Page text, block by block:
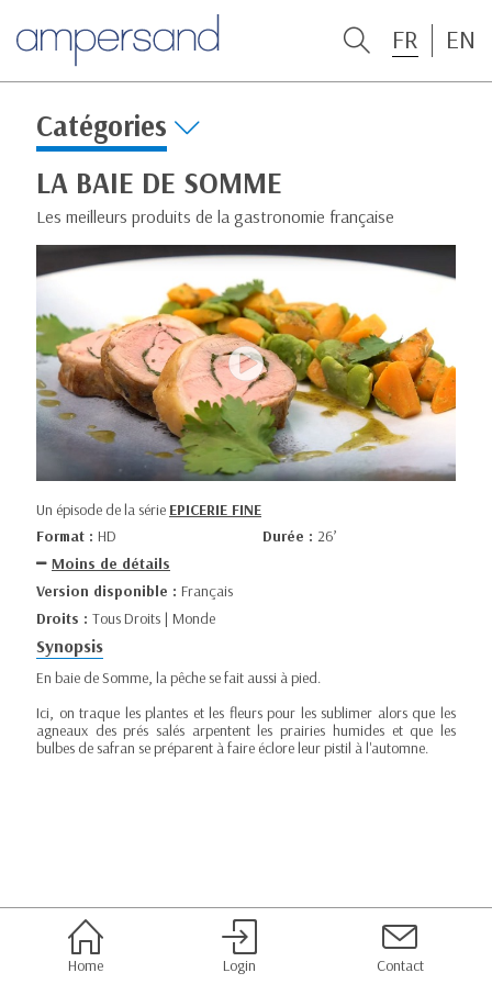
FR EN
Catégories
LA BAIE DE SOMME
Les meilleurs produits de la gastronomie française
Un épisode de la série EPICERIE FINE
Format : HD Durée : 26’
Moins de détails
Version disponible : Français
Droits : Tous Droits | Monde
Synopsis
En baie de Somme, la pêche se fait aussi à pied.
Ici, on traque les plantes et les fleurs pour les sublimer alors que les
agneaux des prés salés arpentent les prairies humides et que les
bulbes de safran se préparent à faire éclore leur pistil à l'automne.
Home Login Contact